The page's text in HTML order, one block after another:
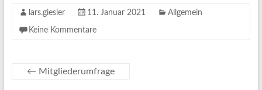
lars.giesler 11. Januar 2021 Allgemein
Keine Kommentare
← Mitgliederumfrage